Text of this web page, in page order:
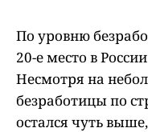
По уровню
20-е место в
Несмотря на
безработицы по
остался чуть